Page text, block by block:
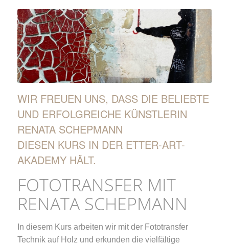
WIR FREUEN UNS, DASS DIE BELIEBTE U
ND ERFOLGREICHE KÜNSTLERIN R
ENATA SCHEPMANN
DIESEN KURS IN DER ETTER-ART-
AKADEMY HÄLT.
FOTOTRANSFER MIT
RENATA SCHEPMANN
In diesem Kurs arbeiten wir mit der Fototransfer
Technik auf Holz und erkunden die vielfältige